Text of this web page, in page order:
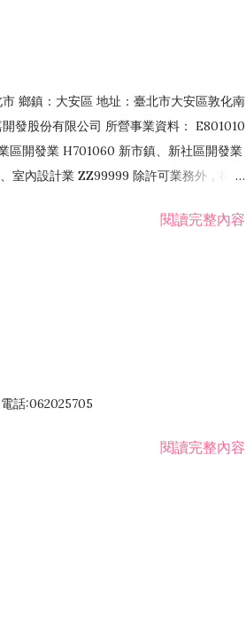
鄉鎮：大安區 地址：臺北市大安區敦化南
發股份有限公司 所營事業資料： E801010
區開發業 H701060 新市鎮、新社區開發業
室內設計業 ZZ99999 除許可業務外，得經
閱讀完整內容
話:062025705
閱讀完整內容